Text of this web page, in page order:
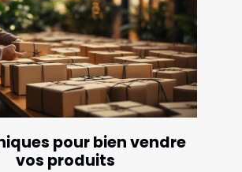
pour bien vendre
vos produits